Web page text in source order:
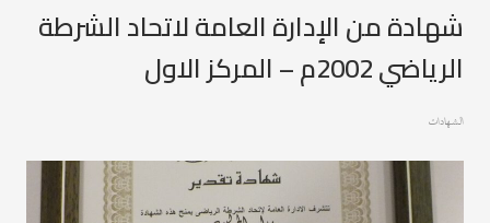
شهادة من الإدارة العامة لاتحاد الشرطة
الرياضي 2002م – المركز الاول
الشهادات